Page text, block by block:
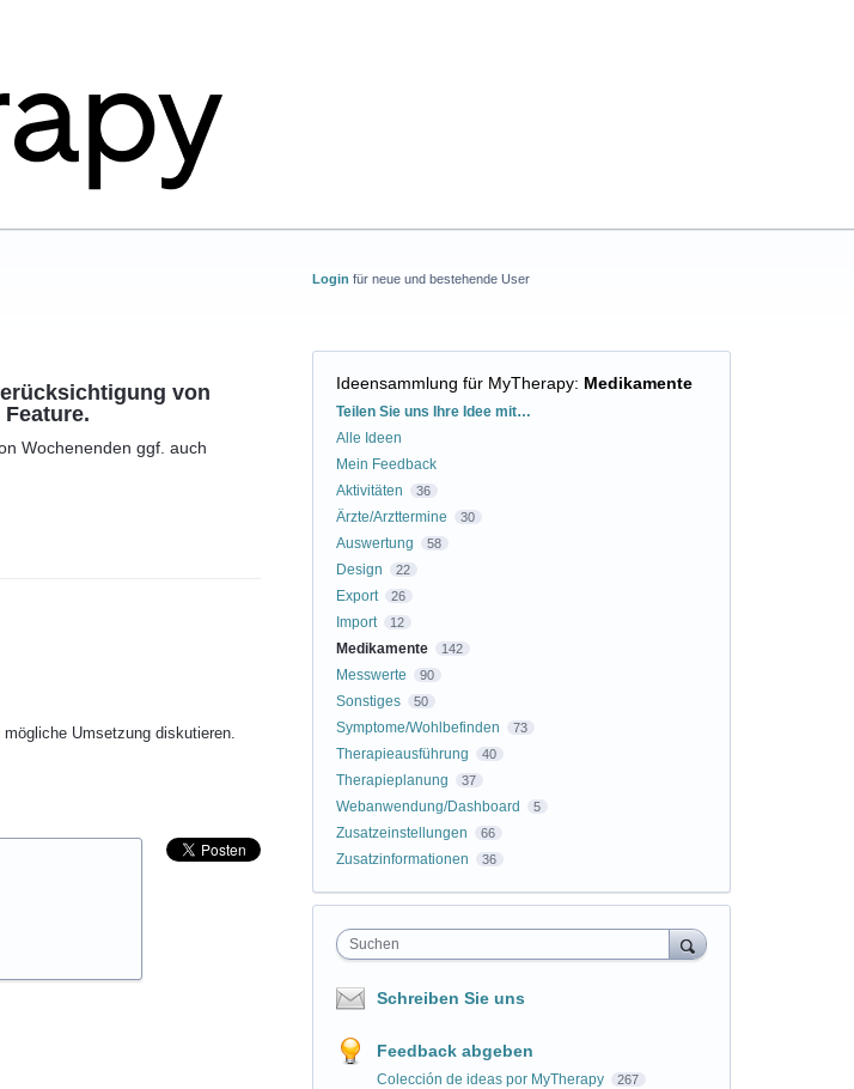
von
Wochenenden ggf. auch
Umsetzung diskutieren.
Login für neue und bestehende User
Ideensammlung für MyTherapy: Medikamente
Kategorien
Teilen Sie uns Ihre Idee mit…
Alle Ideen
Mein Feedback
Aktivitäten
36
Ärzte/Arzttermine 30
Auswertung 58
Design 22
Export 26
Import 12
Medikamente 142
Messwerte 90
Sonstiges 50
Symptome/Wohlbefinden 73
Therapieausführung 40
Therapieplanung 37
Webanwendung/Dashboard 5
Zusatzeinstellungen 66
Zusatzinformationen 36
Suchen
Schreiben Sie uns
Feedback abgeben
Colección de ideas por MyTherapy 267